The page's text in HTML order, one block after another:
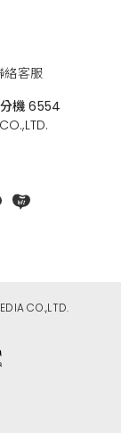
絡客服
機 6554
CO.,LTD.